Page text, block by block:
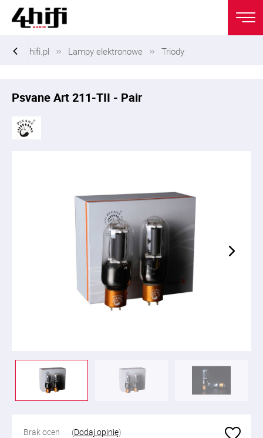
hifi.pl Lampy elektronowe Triody
Psvane Art 211-TII - Pair
Brak ocen (Dodaj opinię)